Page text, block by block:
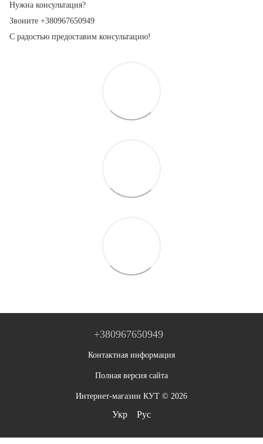
Нужна консультация?
Звоните +380967650949
С радостью предоставим консультацию!
+380967650949
Контактная информация
Полная версия сайта
Интернет-магазин КУТ © 2026
Укр Рус